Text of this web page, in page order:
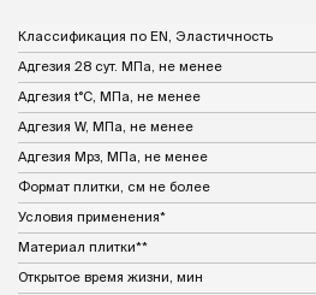
Классификация по EN, Эластичность
Адгезия 28 сут. МПа, не менее
Адгезия t°C, МПа, не менее
Адгезия W, МПа, не менее
Адгезия Мрз, МПа, не менее
Формат плитки, см не более
Условия применения*
Материал плитки**
Открытое время жизни, мин